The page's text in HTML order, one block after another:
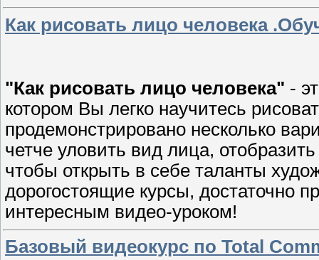
Как рисовать лицо человека
"Как рисовать лицо человека" -
котором Вы легко научитесь
продемонстрировано несколько
четче уловить вид лица,
чтобы открыть в себе таланты
дорогостоящие курсы, достаточно
интересным видео-уроком!
Базовый видеокурс по Total